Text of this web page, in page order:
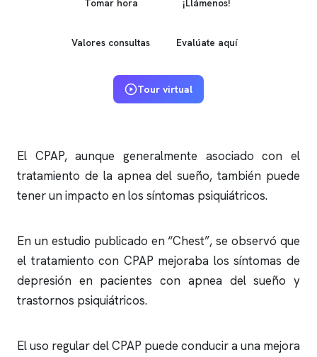
Valores consultas Evalúate aquí
Tour virtual
El CPAP, aunque generalmente asociado con el
tratamiento de la apnea del sueño, también puede
tener un impacto en los síntomas psiquiátricos.
En un estudio publicado en “Chest”, se observó que
el tratamiento con CPAP mejoraba los síntomas de
depresión en pacientes con apnea del sueño y
trastornos psiquiátricos.
El uso regular del CPAP puede conducir a una mejora